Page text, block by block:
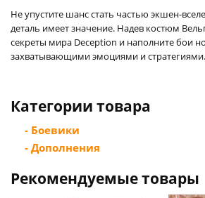
Не упустите шанс стать частью экшен-
деталь имеет значение. Надев костюм
секреты мира Deception и наполните бои
захватывающими эмоциями и стратегиями.
Категории товара
- Боевики
- Дополнения
Рекомендуемые товары